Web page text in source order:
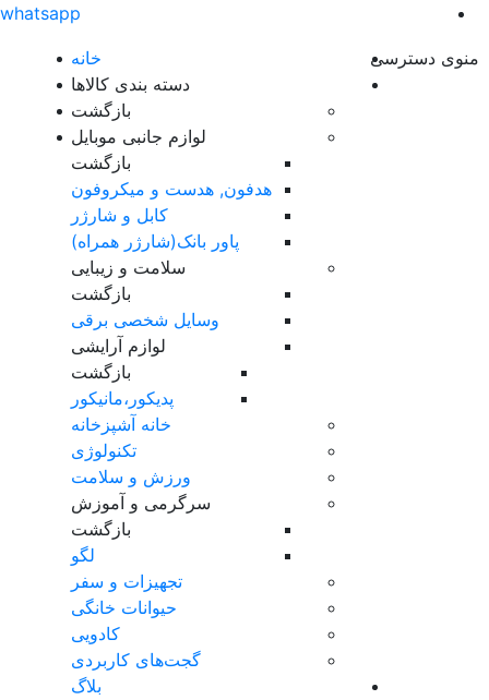
whatsapp
منوی دسترسی
خانه
دسته بندی کالاها
بازگشت
لوازم جانبی موبایل
بازگشت
هدفون, هدست و میکروفون
کابل و شارژر
پاور بانک(شارژر همراه)
سلامت و زیبایی
بازگشت
وسایل شخصی برقی
لوازم آرایشی
بازگشت
پدیکور،مانیکور
خانه آشپزخانه
تکنولوژی
ورزش و سلامت
سرگرمی و آموزش
بازگشت
لگو
تجهیزات و سفر
حیوانات خانگی
کادویی
گجت‌های کاربردی
بلاگ